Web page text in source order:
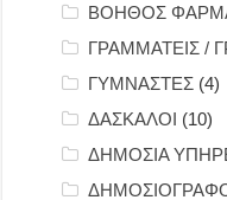
ΒΟΗΘΟΣ
ΓΡΑΜΜΑΤΕΙΣ /
ΓΥΜΝΑΣΤΕΣ (4)
ΔΑΣΚΑΛΟΙ (10)
ΔΗΜΟΣΙΑ